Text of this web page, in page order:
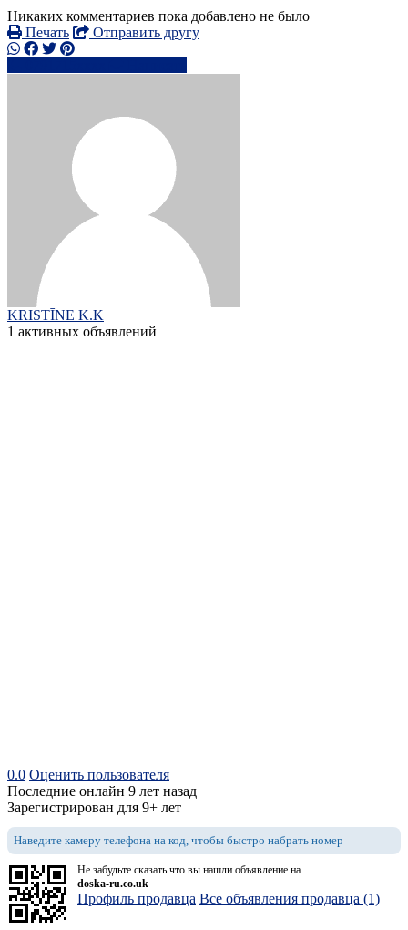
Никаких комментариев пока добавлено не было
Печать
Отправить другу
KRISTĪNE K.K
1 активных объявлений
0.0 Оценить пользователя
Последние онлайн 9 лет назад
Зарегистрирован для 9+ лет
Наведите камеру телефона на код, чтобы быстро набрать номер
Не забудьте сказать что вы нашли объявление на
doska-ru.co.uk
Профиль продавца Все объявления продавца (1)